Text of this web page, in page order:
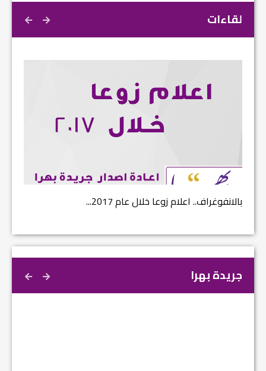
لقاءات
بالانفوغراف.. اعلام زوعا خلال عام 2017...
جريدة بهرا